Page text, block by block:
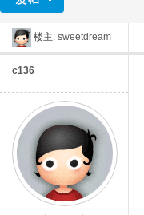
» ›
楼主: sweetdream
c136